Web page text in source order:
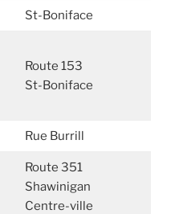
St-Boniface
Route 153
St-Boniface
Rue Burrill
Route 351
Shawinigan
Centre-ville